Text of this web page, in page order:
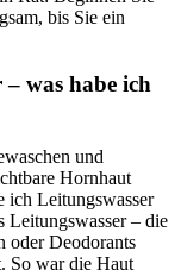
bis Sie ein
was habe ich
und
Hornhaut
ich Leitungswasser
Leitungswasser – die
oder Deodorants
So war die Haut